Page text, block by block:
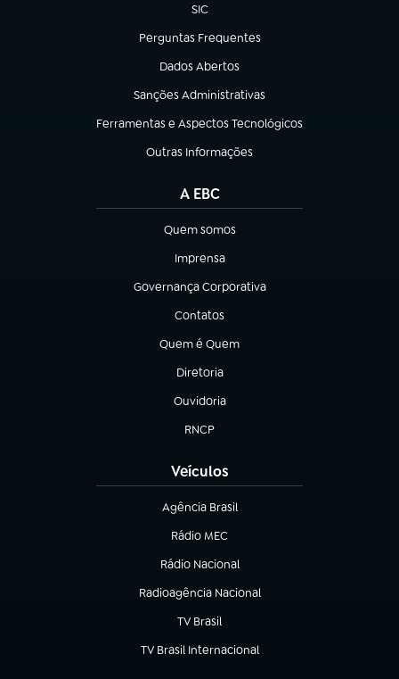
SIC
(abre em nova aba)
Perguntas Frequentes
(abre em nova aba)
Dados Abertos
(abre em nova aba)
Sanções Administrativas
(abre em nova aba)
Ferramentas e Aspectos Tecnológicos
(abre em nova aba)
Outras Informações
(abre em nova aba)
A EBC
Quem somos
(abre em nova aba)
Imprensa
(abre em nova aba)
Governança Corporativa
(abre em nova aba)
Contatos
(abre em nova aba)
Quem é Quem
(abre em nova aba)
Diretoria
(abre em nova aba)
Ouvidoria
(abre em nova aba)
RNCP
(abre em nova aba)
Veículos
Agência Brasil
(abre em nova aba)
Rádio MEC
Rádio Nacional
(abre em nova aba)
Radioagência Nacional
(abre em nova aba)
TV Brasil
(abre em nova aba)
TV Brasil Internacional
(abre em nova aba)